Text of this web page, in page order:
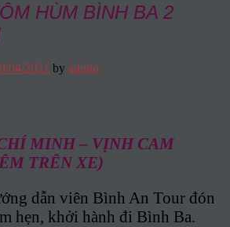
HÙM BÌNH BA 2
04/2021 by admin
MINH – VỊNH CAM
TRÊN XE)
dẫn viên Bình An Tour đón
hẹn, khởi hành đi Bình Ba.